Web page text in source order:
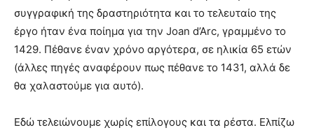
συγγραφική της δραστηριότητα και το τελευταίο της
έργο ήταν ένα ποίημα για την Joan d’Arc, γραμμένο το
1429. Πέθανε έναν χρόνο αργότερα, σε ηλικία 65 ετών
(άλλες πηγές αναφέρουν πως πέθανε το 1431, αλλά δε
θα χαλαστούμε για αυτό).
Εδώ τελειώνουμε χωρίς επίλογους και τα ρέστα. Ελπίζω